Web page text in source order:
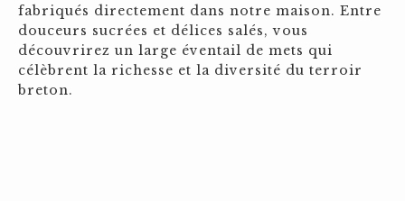
fabriqués directement dans notre maison. Entre
douceurs sucrées et délices salés, vous
découvrirez un large éventail de mets qui
célèbrent la richesse et la diversité du terroir
breton.